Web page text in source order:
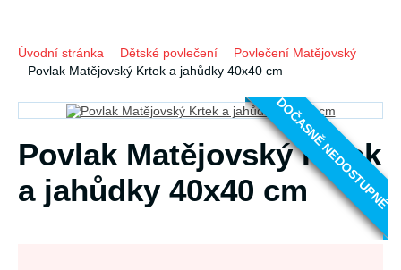
Úvodní stránka Dětské povlečení
Povlečení Matějovský
Povlak Matějovský Krtek a jahůdky 40x40 cm
DOČASNĚ NEDOSTUPNÉ
Povlak Matějovský Krtek
a jahůdky 40x40 cm